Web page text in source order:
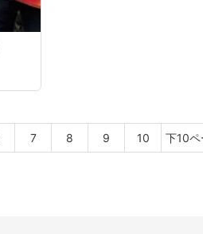
7 8 9 10 下10ペ